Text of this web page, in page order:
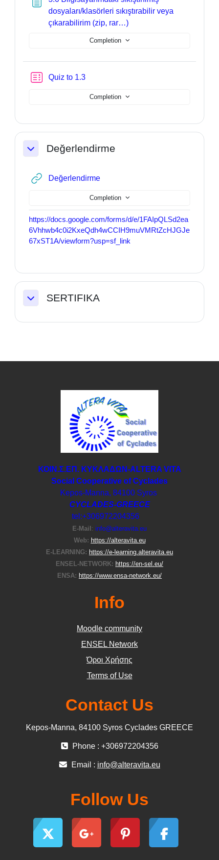
dosyaları/klasörleri sıkıştırabilir veya
çıkarabilirim (zip, rar…)Page
Completion
Quiz to 1.3
Completion
Değerlendirme
DeğerlendirmeURL
Completion
https://docs.google.com/forms/d/e/1FAIpQLSd2ea
6Vhhwb4c0i2KxeQdh4wCCIH9muVMRtZcHJGJe
67xST1A/viewform?usp=sf_link
SERTIFIKA
ΚΟΙΝ.Σ.ΕΠ. ΚΥΚΛΑΔΩΝ-ΑLTERA VITA
Social Cooperative of Cyclades
Kepos-Manna, 84100 Syros
CYCLADES-GREECE
tel:+306972204356
E-Μail : info@alteravita.eu
Web: https://alteravita.eu
E-LEARNING: https://e-learning.alteravita.eu
ENSEL-NETWORK: https://en-sel.eu/
ENSA: https://www.ensa-network.eu/
Info
Moodle community
ΕΝSEL Network
Όροι Χρήσης
Terms of Use
Contact Us
Kepos-Manna, 84100 Syros Cyclades GREECE
Phone : +306972204356
Email : info@alteravita.eu
Follow Us